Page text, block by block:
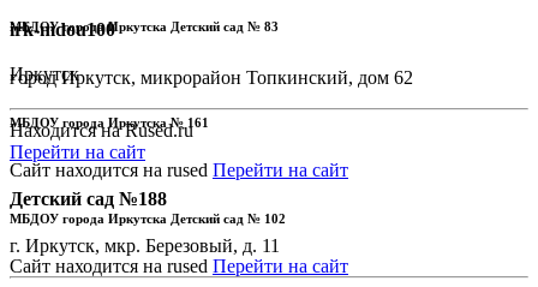
irk-mdou100
город Иркутск, микрорайон Топкинский, дом 62
Находится на Rused.ru
Перейти на сайт
Детский сад №188
г. Иркутск, мкр. Березовый, д. 11
МБДОУ города Иркутска Детский сад № 83
Иркутск
МБДОУ города Иркутска № 161
Сайт находится на rused Перейти на сайт
МБДОУ города Иркутска Детский сад № 102
Сайт находится на rused Перейти на сайт